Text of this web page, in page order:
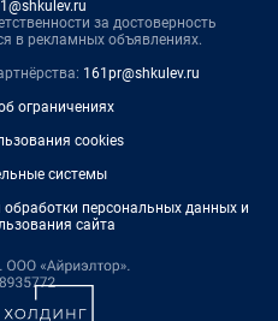
за достоверность
в рекламных объявлениях.
161pr@shkulev.ru
ограничениях
cookies
системы
персональных данных и
сайта